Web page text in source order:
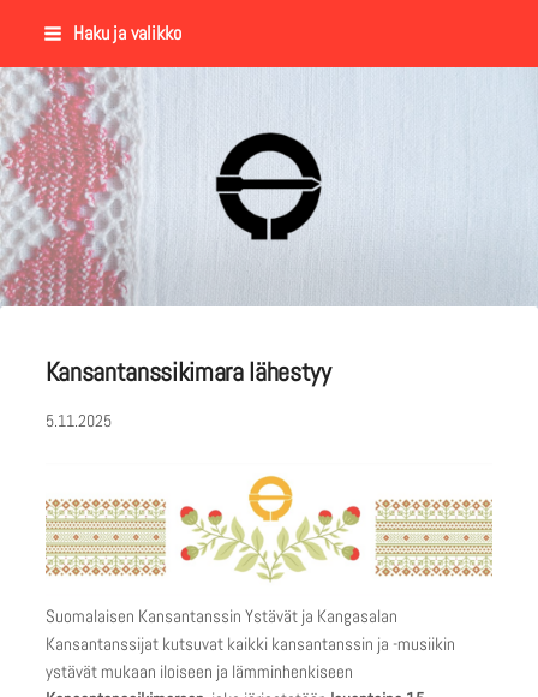
Siirry
sisältöön
Haku ja valikko
Suomalaisen Kansantanssin
Kansantanssikimara lähestyy
5.11.2025
Suomalaisen Kansantanssin Ystävät ja Kangasalan
Kansantanssijat kutsuvat kaikki kansantanssin ja -musiikin
ystävät mukaan iloiseen ja lämminhenkiseen